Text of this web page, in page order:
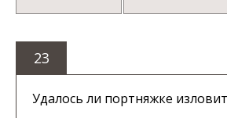
23
Удалось ли портняжке